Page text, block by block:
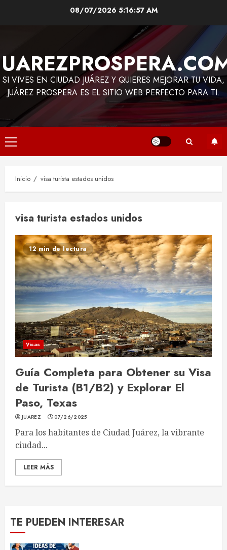
08/07/2026 5:16:57 AM
SI VIVES EN CIUDAD JUÁREZ Y QUIERES MEJORAR TU VIDA,
JUÁREZ PROSPERA ES EL SITIO WEB PERFECTO PARA TI.
Menú
principal
Inicio visa turista estados unidos
visa turista estados unidos
12 min de lectura
Visas
Guía Completa para Obtener su Visa
de Turista (B1/B2) y Explorar El
Paso, Texas
JUAREZ 07/26/2025
Para los habitantes de Ciudad Juárez, la vibrante
ciudad...
LEER MÁS
TE PUEDEN INTERESAR